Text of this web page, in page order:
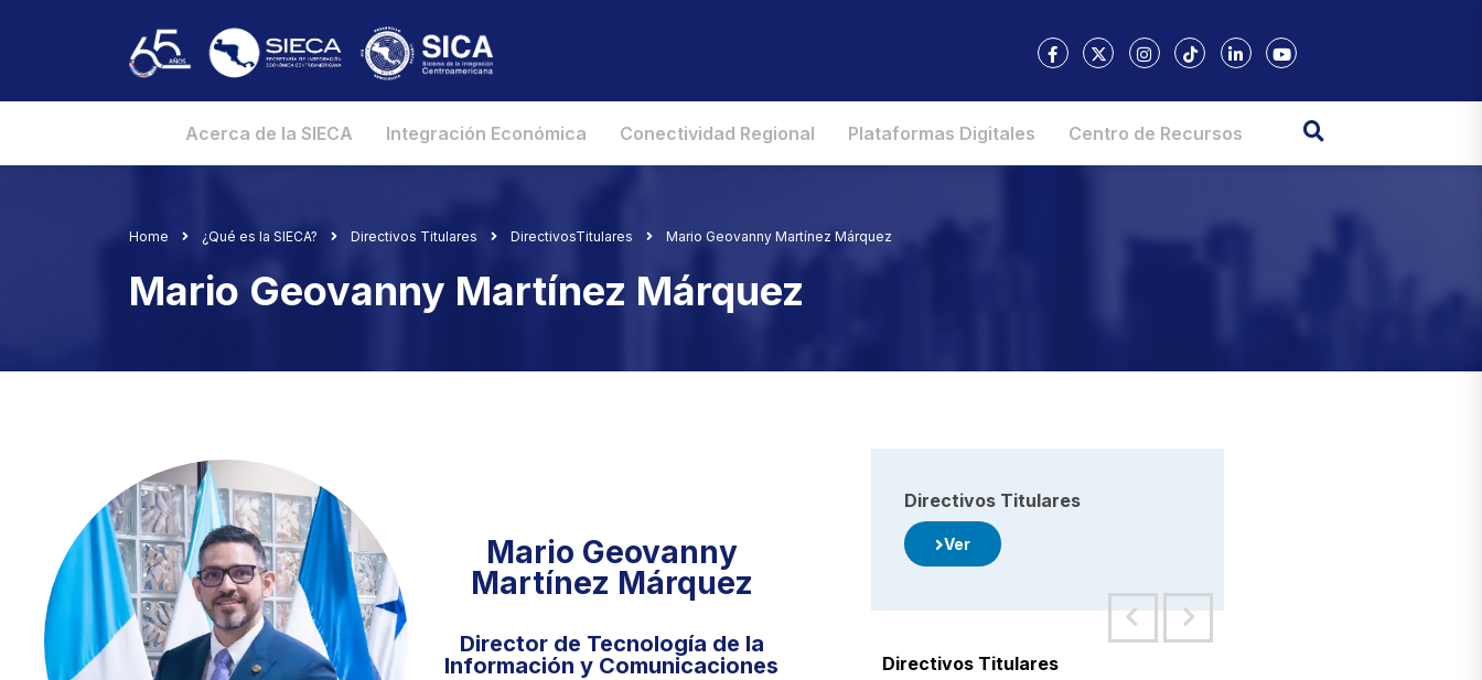
Acerca de la SIECA Integración Económica Conectividad Regional Plataformas Digitales Centro de Recursos
Home ¿Qué es la SIECA? Directivos Titulares DirectivosTitulares Mario Geovanny Martínez Márquez
Mario Geovanny Martínez Márquez
Mario Geovanny
Martínez Márquez
Director de Tecnología de la
Información y Comunicaciones
Directivos Titulares
Ver
Directivos Titulares